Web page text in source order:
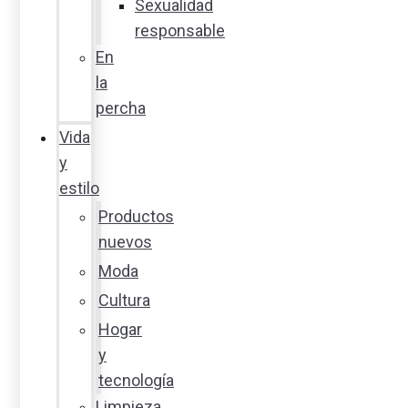
Sexualidad
responsable
En
la
percha
Vida
y
estilo
Productos
nuevos
Moda
Cultura
Hogar
y
tecnología